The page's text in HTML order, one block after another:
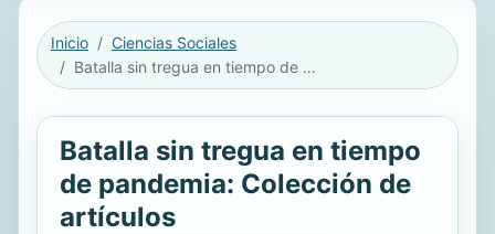
Inicio
Ciencias Sociales
Batalla sin tregua en tiempo de pandemia: Colección de artículos
Batalla sin tregua en tiempo
de pandemia: Colección de
artículos